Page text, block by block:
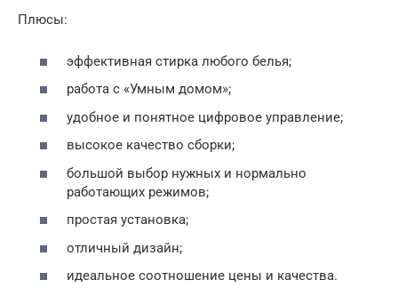
Плюсы:
эффективная стирка любого белья;
работа с «Умным домом»;
удобное и понятное цифровое управление;
высокое качество сборки;
большой выбор нужных и нормально
работающих режимов;
простая установка;
отличный дизайн;
идеальное соотношение цены и качества.